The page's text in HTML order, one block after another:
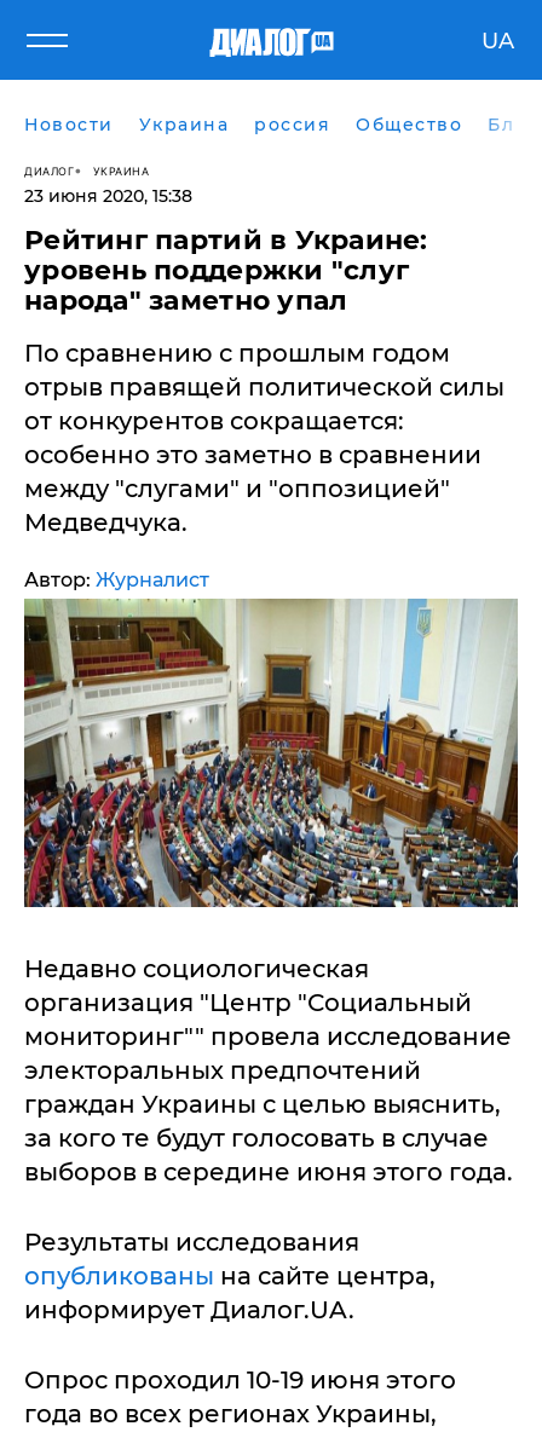
UA
Новости Украина россия Общество
ДИАЛОГ УКРАИНА
23 июня 2020, 15:38
Рейтинг партий в Украине:
уровень поддержки "слуг
народа" заметно упал
По сравнению с прошлым годом
отрыв правящей политической силы
от конкурентов сокращается:
особенно это заметно в сравнении
между "слугами" и "оппозицией"
Медведчука.
Автор: Журналист
Недавно социологическая
организация "Центр "Социальный
мониторинг"" провела исследование
электоральных предпочтений
граждан Украины с целью выяснить,
за кого те будут голосовать в случае
выборов в середине июня этого года.
Результаты исследования
опубликованы на сайте центра,
информирует Диалог.UA.
Опрос проходил 10-19 июня этого
года во всех регионах Украины,